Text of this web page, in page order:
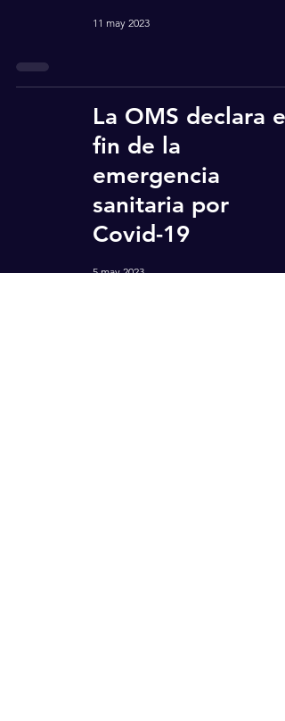
11 may 2023
La OMS declara el
fin de la
emergencia
sanitaria por
Covid-19
5 may 2023